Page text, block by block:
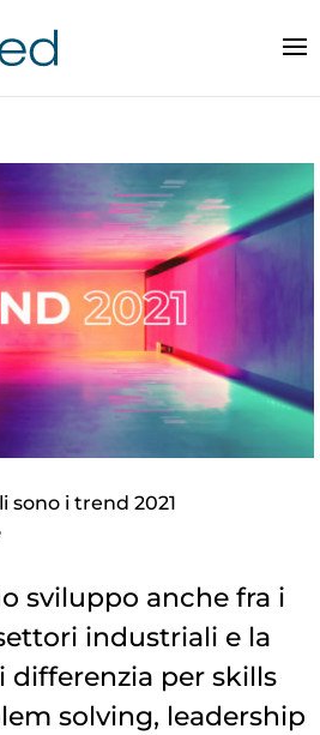
sono i trend 2021
sviluppo anche fra i
industriali e la
differenzia per skills
solving, leadership